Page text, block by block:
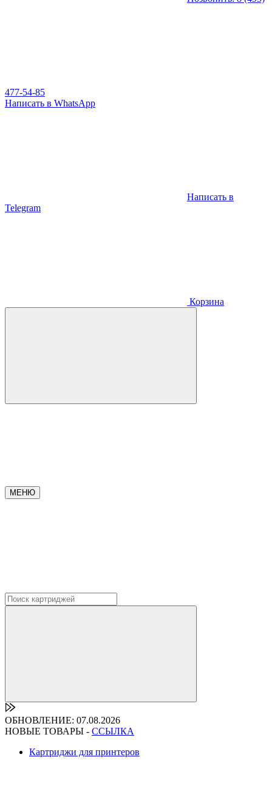
477-54-85
Написать в WhatsApp
Написать в
Telegram
Корзина
МЕНЮ
ОБНОВЛЕНИЕ: 07.08.2026
НОВЫЕ ТОВАРЫ - ССЫЛКА
Картриджи для принтеров